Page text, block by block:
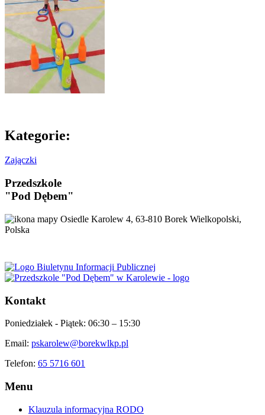
Kategorie:
Zajączki
Przedszkole
"Pod Dębem"
Osiedle Karolew 4, 63-810 Borek Wielkopolski,
Polska
Kontakt
Poniedziałek - Piątek: 06:30 – 15:30
Email: pskarolew@borekwlkp.pl
Telefon: 65 5716 601
Menu
Klauzula informacyjna RODO